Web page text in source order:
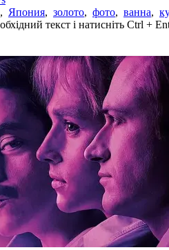
, Япония, золото, фото, ванна,
текст і натисніть Ctrl +